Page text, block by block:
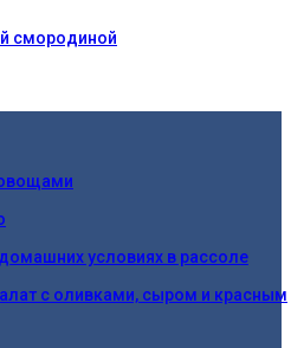
смородиной
условиях в рассоле
с оливками, сыром и красным